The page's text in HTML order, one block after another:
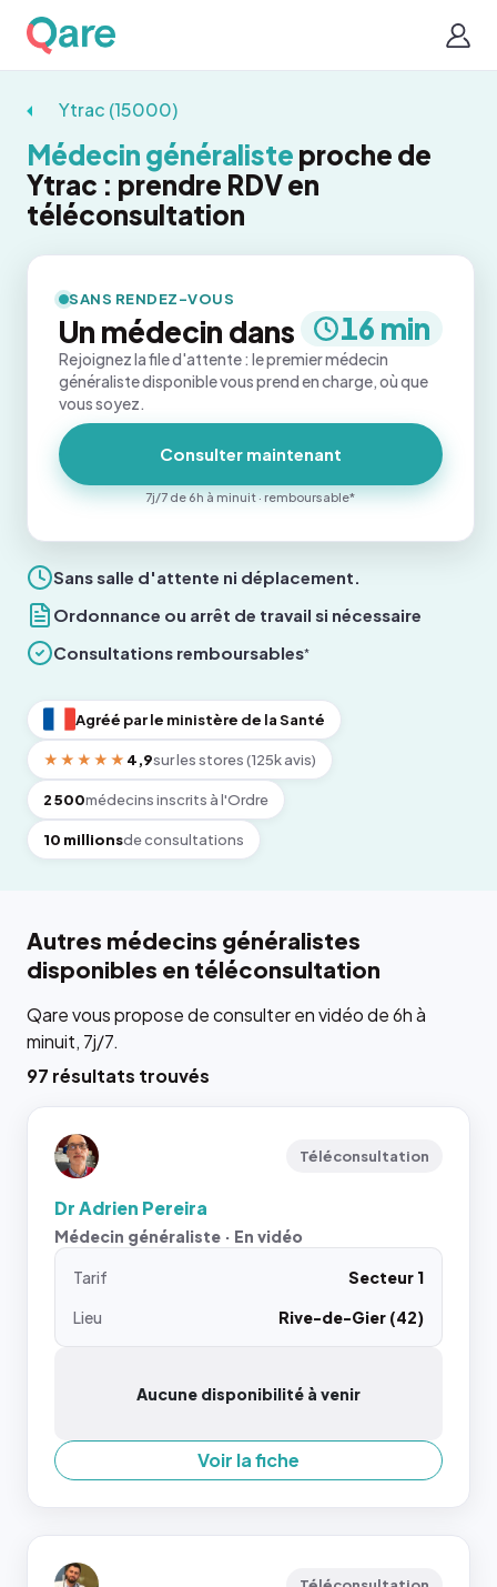
Ytrac (15000)
Médecin généraliste proche de
Ytrac : prendre RDV en
téléconsultation
Sans salle d'attente ni déplacement.
Ordonnance ou arrêt de travail si nécessaire
Consultations remboursables*
Agréé par le ministère de la Santé
★★★★★ 4,9sur les stores (125k avis)
2 500médecins inscrits à l'Ordre
10 millionsde consultations
SANS RENDEZ-VOUS
Un médecin dans 16 min
Rejoignez la file d'attente : le premier médecin
généraliste disponible vous prend en charge, où que
vous soyez.
Consulter maintenant
7j/7 de 6h à minuit · remboursable*
Autres médecins généralistes
disponibles en téléconsultation
Qare vous propose de consulter en vidéo de 6h à
minuit, 7j/7.
97 résultats trouvés
Téléconsultation
Dr Adrien Pereira
Médecin généraliste · En vidéo
Tarif
Secteur 1
Lieu
Rive-de-Gier (42)
Aucune disponibilité à venir
Voir la fiche